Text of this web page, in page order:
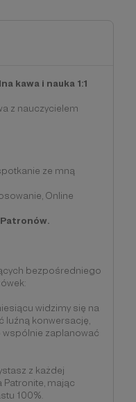
kawa i nauka 1:1
z nauczycielem
ze mną
Online
bezpośredniego
widzimy się na
luźną konwersację,
wspólnie zaplanować
z każdej
mając
100%.